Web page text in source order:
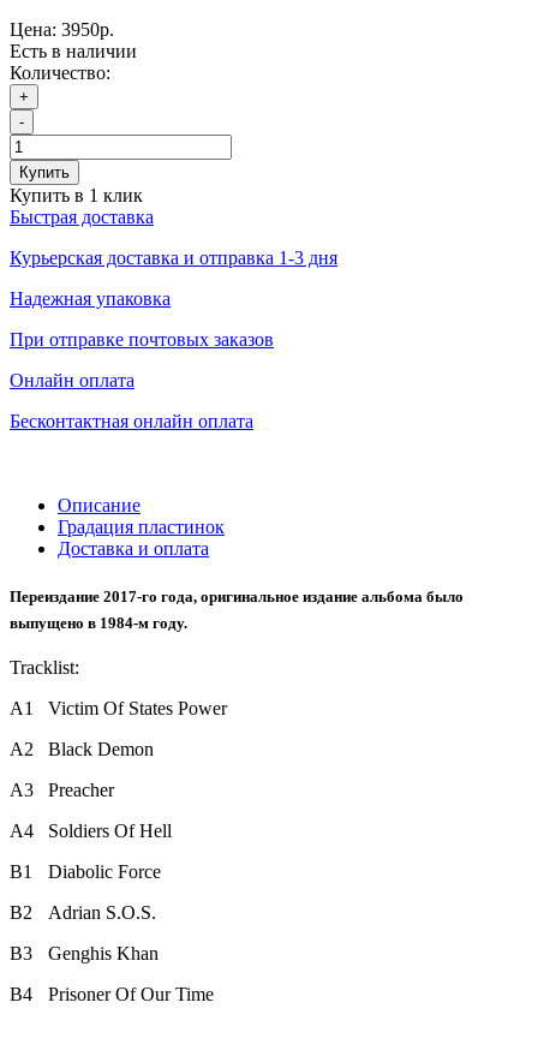
Цена: 3950р.
Есть в наличии
Количество:
+
-
Купить
Купить в 1 клик
Быстрая доставка
Курьерская доставка и отправка 1-3 дня
Надежная упаковка
При отправке почтовых заказов
Онлайн оплата
Бесконтактная онлайн оплата
Описание
Градация пластинок
Доставка и оплата
Переиздание 2017-го года, оригинальное издание альбома было
выпущено в 1984-м году.
Tracklist:
A1
Victim Of States Power
A2
Black Demon
A3
Preacher
A4
Soldiers Of Hell
B1
Diabolic Force
B2
Adrian S.O.S.
B3
Genghis Khan
B4
Prisoner Of Our Time